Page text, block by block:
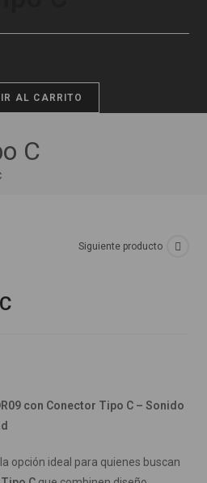
AL CARRITO
C
Siguiente producto
con Conector Tipo C – Sonido
opción ideal para quienes buscan